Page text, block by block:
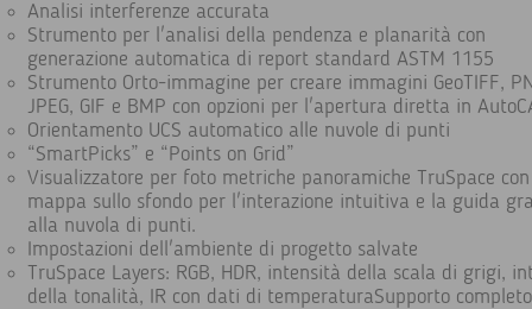
Analisi interferenze accurata
Strumento per l'analisi della pendenza e planarità con
generazione automatica di report standard ASTM 1155
Strumento Orto-immagine per creare immagini GeoTIFF,
JPEG, GIF e BMP con opzioni per l'apertura diretta in
Orientamento UCS automatico alle nuvole di punti
“SmartPicks” e “Points on Grid”
Visualizzatore per foto metriche panoramiche TruSpace con
mappa sullo sfondo per l'interazione intuitiva e la guida
alla nuvola di punti.
Impostazioni dell'ambiente di progetto salvate
TruSpace Layers: RGB, HDR, intensità della scala di grigi,
della tonalità, IR con dati di temperaturaSupporto